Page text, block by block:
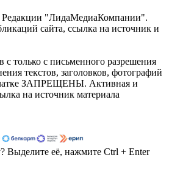
Редакции "ЛидаМедиаКомпании".
сайта, ссылка на источник и
c только с письменного разрешения
текстов, заголовков, фотографий
ЗАПРЕЩЕНЫ. Активная и
на источник материала
Выделите её, нажмите Ctrl + Enter